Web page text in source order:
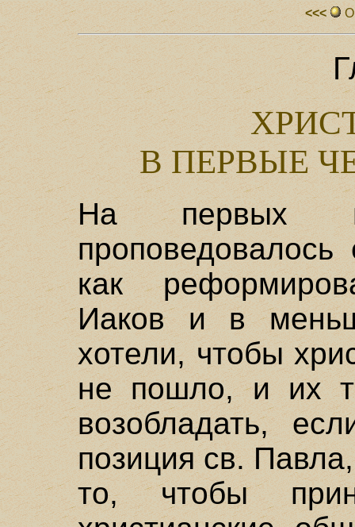
<<<
В ПЕРВЫЕ
На первых
как
Иаков и в
хотели, чтобы
не пошло, и их
возобладать,
позиция св.
то, чтобы